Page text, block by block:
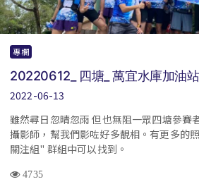
專欄
20220612_ 四塘_ 萬宜水庫加油
2022-06-13
雖然尋日忽晴忽雨 但也無阻一眾四塘參賽
攝影師，幫我們影咗好多靚相。有更多的
關注組" 群組中可以找到。
4735